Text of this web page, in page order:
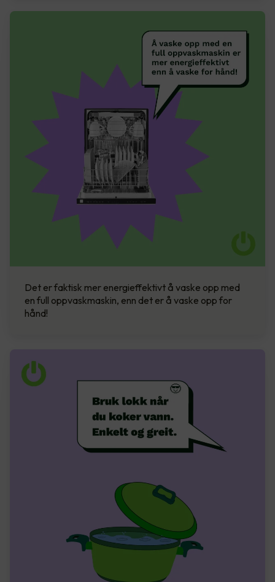
Det er faktisk mer energieffektivt å vaske opp med
en full oppvaskmaskin, enn det er å vaske opp for
hånd!